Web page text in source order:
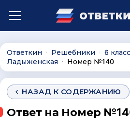
Ответкин ∙ Решебники ∙ 6 класс
Ладыженская ∙ Номер №140
НАЗАД К СОДЕРЖАНИЮ
Ответ на Номер